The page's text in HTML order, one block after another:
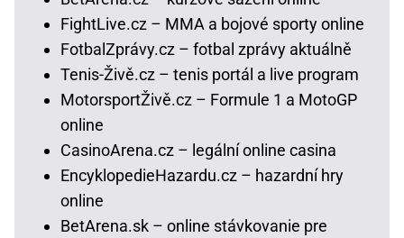
FightLive.cz – MMA a bojové sporty online
FotbalZprávy.cz – fotbal zprávy aktuálně
Tenis-Živě.cz – tenis portál a live program
MotorsportŽivě.cz – Formule 1 a MotoGP
online
CasinoArena.cz – legální online casina
EncyklopedieHazardu.cz – hazardní hry
online
BetArena.sk – online stávkovanie pre